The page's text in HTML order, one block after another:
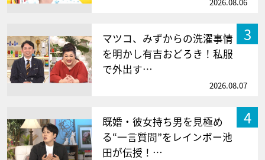
3
マツコ、みずからの洗濯事情
を明かし有吉おどろき！私服
で外出す…
2026.08.07
4
既婚・彼女持ち男を見極め
る“一言質問”をレインボー池
田が伝授！…